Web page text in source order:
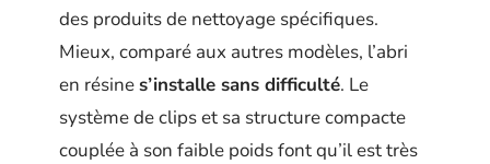
des produits de nettoyage spécifiques.
Mieux, comparé aux autres modèles, l’abri
en résines’installe sans difficulté. Le
système de clips et sa structure compacte
couplée à son faible poids font qu’il est très